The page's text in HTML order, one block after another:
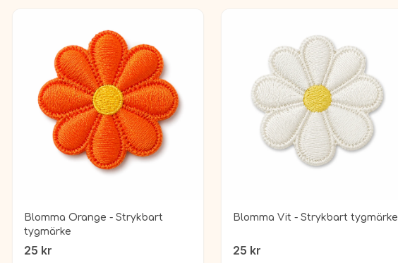
Blomma Orange - Strykbart
tygmärke
25 kr
Blomma Vit - Strykbart tygmärke
25 kr